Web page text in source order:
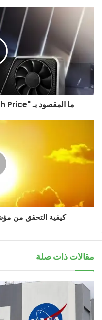
ما المقصود بـ "Lite Hash Price" أو "LHR" GPU؟
كيفية التحقق من
مقالات ذات صلة